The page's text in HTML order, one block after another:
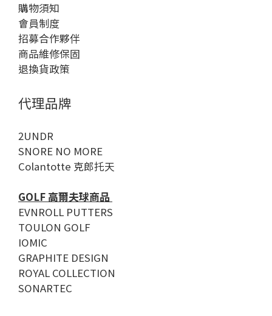
購物須知
會員制度
招募合作夥伴
商品維修保固
退換貨政策
代理品牌
2UNDR
SNORE NO MORE
Colantotte 克郎托天
GOLF 高爾夫球商品
EVNROLL PUTTERS
TOULON GOLF
IOMIC
GRAPHITE DESIGN
ROYAL COLLECTION
SONARTEC